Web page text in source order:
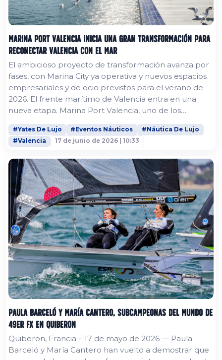
Marina Port Valencia inicia una gran transformación para
reconectar Valencia con el mar
El ambicioso proyecto de transformación avanza por
fases, con Marina City ya operativa y nuevos espacios
empresariales y de ocio previstos para el verano de
2026. El frente marítimo de Valencia entra en una
nueva etapa. Marina Port Valencia, uno de los
proyectos de remodelación de marinas más
ambiciosos que se están desarrollando actualmente
en el Mediterráneo, ha comenzado oficialmente a
de transformación a largo...
#Yates De Lujo #Eventos Náuticos
#Náutica De Lujo
#Valencia
17 de junio de 2026 | 10:33
Paula Barceló y María Cantero, subcampeonas del mundo de
49er FX en Quiberon
Quiberon, Francia – 17 de mayo de 2026 — Paula
Barceló y María Cantero han vuelto a demostrar que